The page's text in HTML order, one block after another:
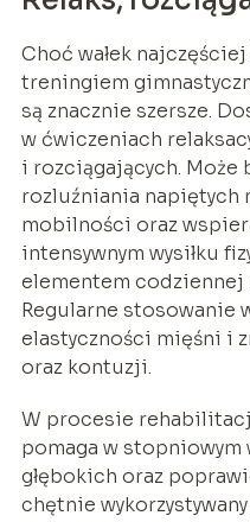
Choć wałek
treningiem
są znacznie szersze.
w ćwiczeniach
i rozciągających. Może
rozluźniania napiętych
mobilności oraz
intensywnym wysiłku
elementem
Regularne stosowanie
elastyczności mięśni i
oraz kontuzji.
W procesie
pomaga w
głębokich oraz
chętnie